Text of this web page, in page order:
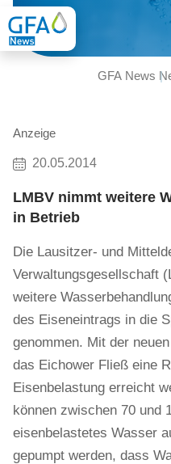
GFA News
Anzeige
20.05.2014
LMBV nimmt weitere
in Betrieb
Die Lausitzer- und
Verwaltungsgesellschaft
weitere
des Eiseneintrags in die
genommen. Mit der
das Eichower Fließ eine
Eisenbelastung erreicht
können zwischen 70 und
eisenbelastetes Wasser
gepumpt werden, dass